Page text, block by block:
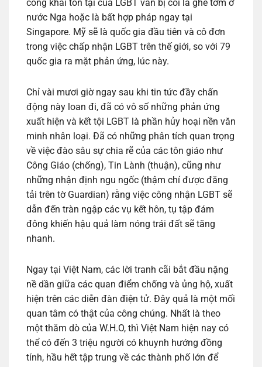
công khai tồn tại của LGBT vẫn bị coi là ghê tởm ở
nước Nga hoặc là bất hợp pháp ngay tại
Singapore. Mỹ sẽ là quốc gia đầu tiên và cô đơn
trong việc chấp nhận LGBT trên thế giới, so với 79
quốc gia ra mặt phản ứng, lúc này.
Chỉ vài mươi giờ ngay sau khi tin tức đầy chấn
động này loan đi, đã có vô số những phản ứng
xuất hiện và kết tội LGBT là phần hủy hoại nền văn
minh nhân loại. Đã có những phân tích quan trọng
về việc đào sâu sự chia rẽ của các tôn giáo như
Công Giáo (chống), Tin Lành (thuận), cũng như
những nhận định ngu ngốc (thậm chí được đăng
tải trên tờ Guardian) rằng việc công nhận LGBT sẽ
dẫn đến tràn ngập các vụ kết hôn, tụ tập đám
đông khiến hậu quả làm nóng trái đất sẽ tăng
nhanh.
Ngay tại Việt Nam, các lời tranh cãi bắt đầu nặng
nề dần giữa các quan điểm chống và ủng hộ, xuất
hiện trên các diễn đàn điện tử. Đây quả là một mối
quan tâm có thật của công chúng. Nhất là theo
một thăm dò của W.H.O, thì Việt Nam hiện nay có
thể có đến 3 triệu người có khuynh hướng đồng
tính, hầu hết tập trung về các thành phố lớn để